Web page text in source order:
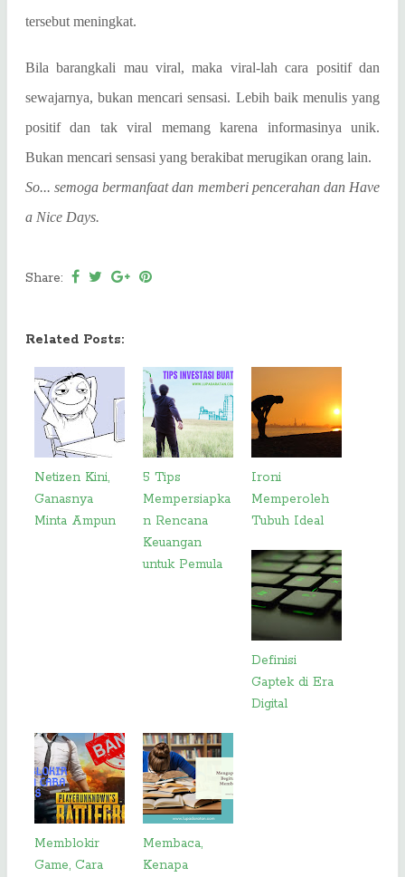
tersebut meningkat.
Bila barangkali mau viral, maka viral-lah cara positif dan
sewajarnya, bukan mencari sensasi. Lebih baik menulis yang
positif dan tak viral memang karena informasinya unik.
Bukan mencari sensasi yang berakibat merugikan orang lain.
So... semoga bermanfaat dan memberi pencerahan dan Have
a Nice Days.
Share:
Related Posts:
Netizen Kini,
Ganasnya
Minta Ampun
5 Tips
Mempersiapka
n Rencana
Keuangan
untuk Pemula
Ironi
Memperoleh
Tubuh Ideal
Definisi
Gaptek di Era
Digital
Memblokir
Game, Cara
Membaca,
Kenapa